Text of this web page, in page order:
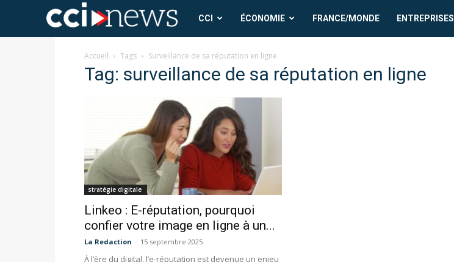
CCI
News
CCI ÉCONOMIE FRANCE/MONDE ENTREPRISES
Accueil Tags Surveillance de sa réputation en ligne
Tag: surveillance de sa réputation en ligne
stratégie digitale
Linkeo : E-réputation, pourquoi
confier votre image en ligne à un...
La Redaction - 15 septembre 2025
À l’ère du digital, l’e-réputation est devenue un enjeu